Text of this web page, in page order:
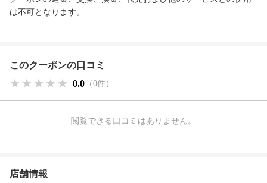
は不可となります。
このクーポンの口コミ
★★★★★
★★★★★
★★★★★ 0.0 （0件）
閲覧できる口コミはありません。
店舗情報